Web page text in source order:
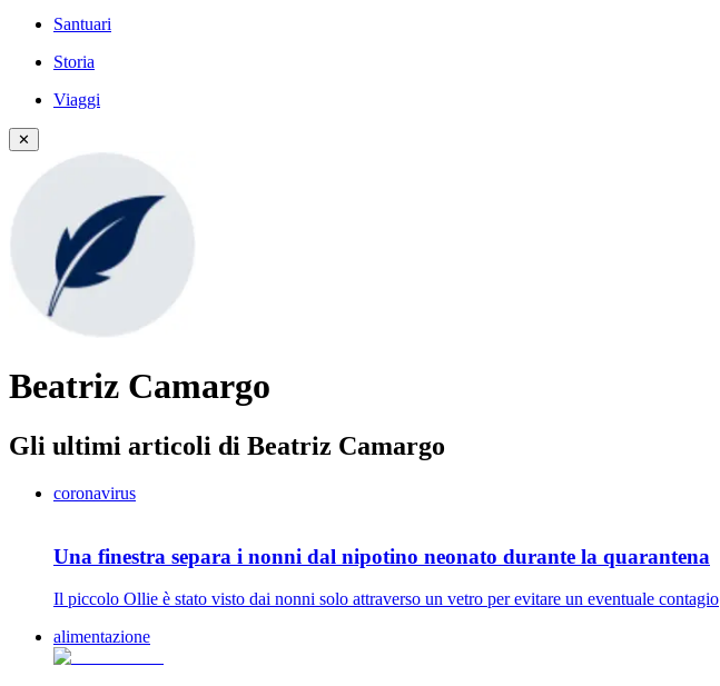
Santuari
Storia
Viaggi
✕
Beatriz Camargo
Gli ultimi articoli di Beatriz Camargo
coronavirus
Una finestra separa i nonni dal nipotino neonato durante la quarantena
Il piccolo Ollie è stato visto dai nonni solo attraverso un vetro per evitare un eventuale contagio
alimentazione